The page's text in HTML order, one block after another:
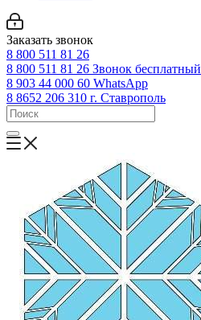
Заказать звонок
8 800 511 81 26
8 800 511 81 26 Звонок бесплатный
8 903 44 000 60 WhatsАpp
8 8652 206 310 г. Ставрополь